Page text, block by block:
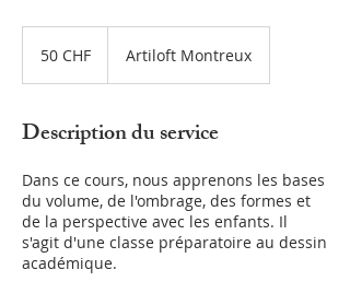
suisses50 CHF Artiloft Montreux
Description du service
Dans ce cours, nous apprenons les bases
du volume, de l'ombrage, des formes et
de la perspective avec les enfants. Il
s'agit d'une classe préparatoire au dessin
académique.